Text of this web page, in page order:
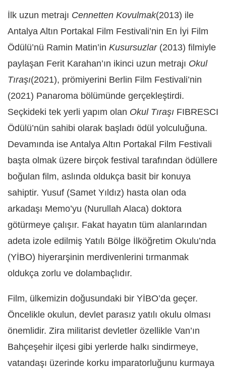
İlk uzun metrajı Cennetten Kovulmak(2013) ile
Antalya Altın Portakal Film Festivali’nin En İyi Film
Ödülü’nü Ramin Matin’in Kusursuzlar (2013) filmiyle
paylaşan Ferit Karahan’ın ikinci uzun metrajı Okul
Tıraşı(2021), prömiyerini Berlin Film Festivali’nin
(2021) Panaroma bölümünde gerçekleştirdi.
Seçkideki tek yerli yapım olan Okul Tıraşı FIBRESCI
Ödülü’nün sahibi olarak başladı ödül yolculuğuna.
Devamında ise Antalya Altın Portakal Film Festivali
başta olmak üzere birçok festival tarafından ödüllere
boğulan film, aslında oldukça basit bir konuya
sahiptir. Yusuf (Samet Yıldız) hasta olan oda
arkadaşı Memo’yu (Nurullah Alaca) doktora
götürmeye çalışır. Fakat hayatın tüm alanlarından
adeta izole edilmiş Yatılı Bölge İlköğretim Okulu’nda
(YİBO) hiyerarşinin merdivenlerini tırmanmak
oldukça zorlu ve dolambaçlıdır.
Film, ülkemizin doğusundaki bir YİBO’da geçer.
Öncelikle okulun, devlet parasız yatılı okulu olması
önemlidir. Zira militarist devletler özellikle Van’ın
Bahçeşehir ilçesi gibi yerlerde halkı sindirmeye,
vatandaşı üzerinde korku imparatorluğunu kurmaya